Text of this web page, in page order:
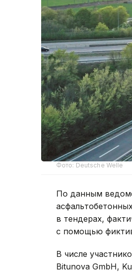
Фото: Deutsche Welle
По данным
в тендерах,
с помощью
В числе
Bitunova GmbH,